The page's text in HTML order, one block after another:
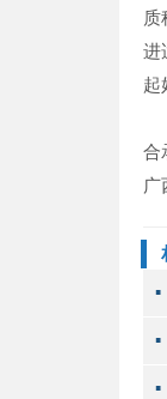
质
进
起
合
广
▪
▪
▪